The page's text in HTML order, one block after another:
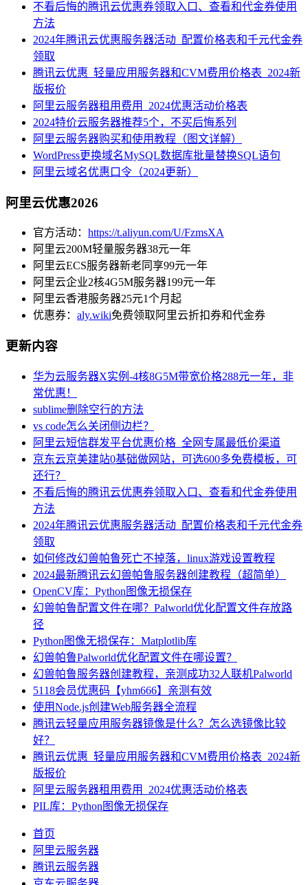
不看后悔的腾讯云优惠券领取入口、查看和代金券使用
方法
2024年腾讯云优惠服务器活动_配置价格表和千元代金券
领取
腾讯云优惠_轻量应用服务器和CVM费用价格表_2024新
版报价
阿里云服务器租用费用_2024优惠活动价格表
2024特价云服务器推荐5个，不买后悔系列
阿里云服务器购买和使用教程（图文详解）
WordPress更换域名MySQL数据库批量替换SQL语句
阿里云域名优惠口令（2024更新）
阿里云优惠2026
官方活动： https://t.aliyun.com/U/FzmsXA
阿里云200M轻量服务器38元一年
阿里云ECS服务器新老同享99元一年
阿里云企业2核4G5M服务器199元一年
阿里云香港服务器25元1个月起
优惠券： aly.wiki免费领取阿里云折扣券和代金券
更新内容
华为云服务器X实例-4核8G5M带宽价格288元一年，非
常优惠！
sublime删除空行的方法
vs code怎么关闭侧边栏？
阿里云短信群发平台优惠价格_全网专属最低价渠道
京东云京美建站0基础做网站，可选600多免费模板，可
还行？
不看后悔的腾讯云优惠券领取入口、查看和代金券使用
方法
2024年腾讯云优惠服务器活动_配置价格表和千元代金券
领取
如何修改幻兽帕鲁死亡不掉落，linux游戏设置教程
2024最新腾讯云幻兽帕鲁服务器创建教程（超简单）
OpenCV库：Python图像无损保存
幻兽帕鲁配置文件在哪？Palworld优化配置文件存放路
径
Python图像无损保存：Matplotlib库
幻兽帕鲁Palworld优化配置文件在哪设置？
幻兽帕鲁服务器创建教程，亲测成功32人联机Palworld
5118会员优惠码【yhm666】亲测有效
使用Node.js创建Web服务器全流程
腾讯云轻量应用服务器镜像是什么？怎么选镜像比较
好？
腾讯云优惠_轻量应用服务器和CVM费用价格表_2024新
版报价
阿里云服务器租用费用_2024优惠活动价格表
PIL库：Python图像无损保存
首页
阿里云服务器
腾讯云服务器